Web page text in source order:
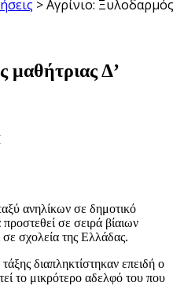
>Αγρίνιο: Ξυλοδαρμός
μαθήτριας Δ’
ανηλίκων σε δημοτικό
σε σειρά βίαιων
σχολεία της Ελλάδας.
διαπληκτίστηκαν επειδή ο
το μικρότερο αδελφό του που